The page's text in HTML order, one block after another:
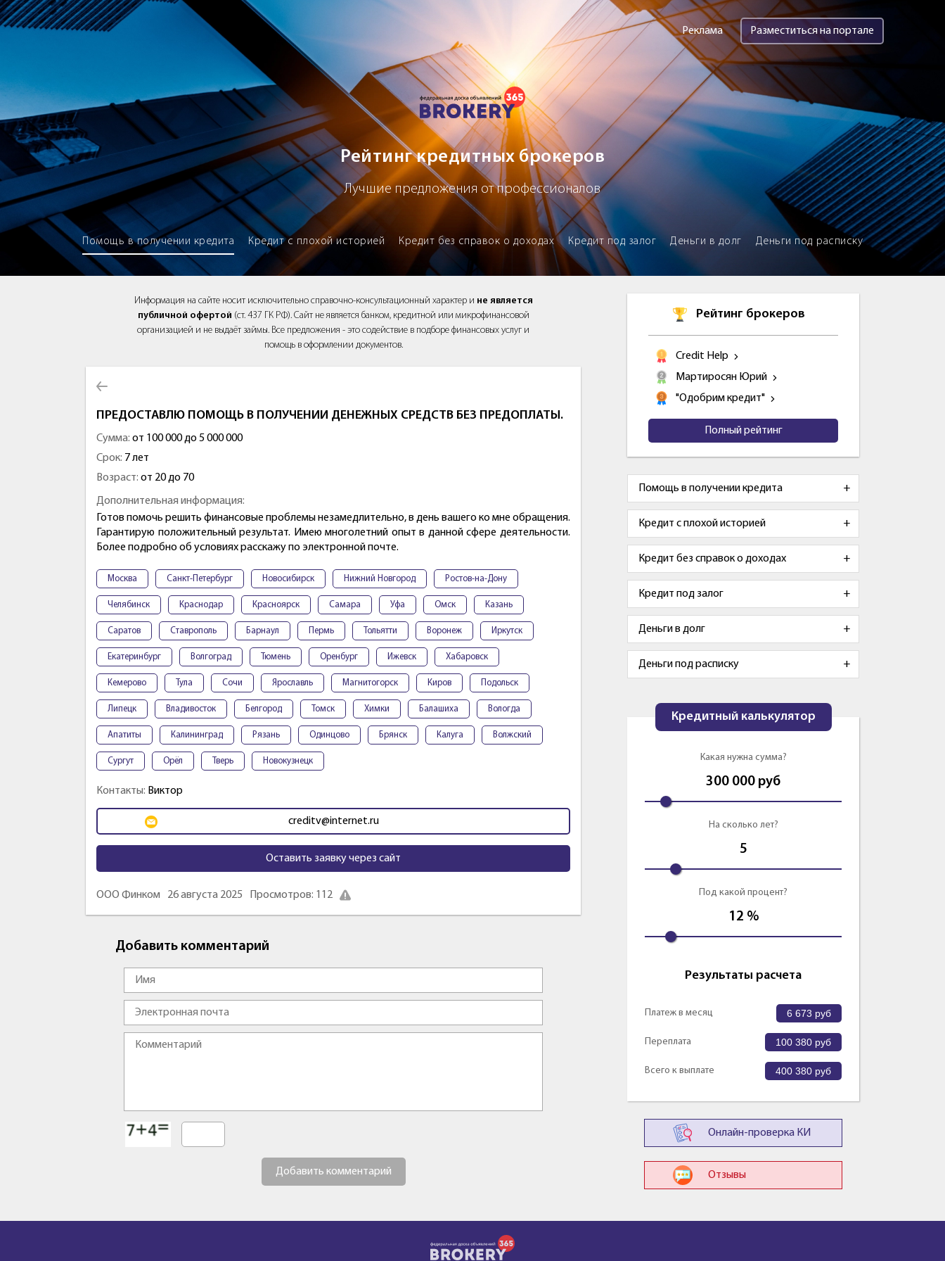
Brokery365 - Рейтинг кредитных брокеров
Реклама Разместиться на портале
Рейтинг кредитных брокеров
Лучшие предложения от профессионалов
Помощь в получении кредита Кредит с плохой историей Кредит без справок о доходах Кредит под залог Деньги в долг Деньги под расписку
Информация на сайте носит исключительно справочно-консультационный характер и не является
публичной офертой (ст. 437 ГК РФ). Сайт не является банком, кредитной или микрофинансовой
организацией и не выдаёт займы. Все предложения - это содействие в подборе финансовых услуг и
помощь в оформлении документов.
ПРЕДОСТАВЛЮ ПОМОЩЬ В ПОЛУЧЕНИИ ДЕНЕЖНЫХ СРЕДСТВ БЕЗ ПРЕДОПЛАТЫ.
Сумма: от 100 000 до 5 000 000
Срок: 7 лет
Возраст: от 20 до 70
Дополнительная информация:
Готов помочь решить финансовые проблемы незамедлительно, в день вашего ко мне обращения.
Гарантирую положительный результат. Имею многолетний опыт в данной сфере деятельности.
Более подробно об условиях расскажу по электронной почте.
Москва Санкт-Петербург Новосибирск Нижний Новгород Ростов-на-Дону
Челябинск Краснодар Красноярск Самара Уфа Омск Казань
Саратов Ставрополь Барнаул Пермь Тольятти Воронеж Иркутск
Екатеринбург Волгоград Тюмень Оренбург Ижевск Хабаровск
Кемерово Тула Сочи Ярославль Магнитогорск Киров Подольск
Липецк Владивосток Белгород Томск Химки Балашиха Вологда
Апатиты Калининград Рязань Одинцово Брянск Калуга Волжский
Сургут Орёл Тверь Новокузнецк
Контакты: Виктор
creditv@internet.ru
Оставить заявку через сайт
ООО Финком 26 августа 2025 Просмотров: 112
Добавить комментарий
Добавить комментарий
Рейтинг брокеров
Credit Help
Мартиросян Юрий
"Одобрим кредит"
Полный рейтинг
Помощь в получении кредита
Кредит с плохой историей
Кредит без справок о доходах
Кредит под залог
Деньги в долг
Деньги под расписку
Кредитный калькулятор
Какая нужна сумма?
300 000 руб
На сколько лет?
5
Под какой процент?
12 %
Результаты расчета
Платеж в месяц 6 673 руб
Переплата 100 380 руб
Всего к выплате 400 380 руб
Онлайн-проверка КИ
Отзывы